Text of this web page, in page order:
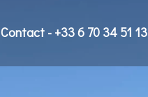
Contact - +33 6 70 34 51 13